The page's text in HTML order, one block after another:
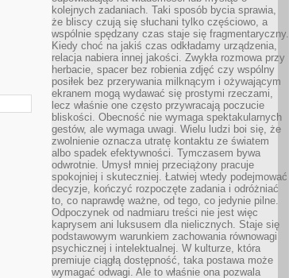
kolejnych zadaniach. Taki sposób bycia sprawia,
że bliscy czują się słuchani tylko częściowo, a
wspólnie spędzany czas staje się fragmentaryczny.
Kiedy choć na jakiś czas odkładamy urządzenia,
relacja nabiera innej jakości. Zwykła rozmowa przy
herbacie, spacer bez robienia zdjęć czy wspólny
posiłek bez przerywania milknącym i ożywającym
ekranem mogą wydawać się prostymi rzeczami,
lecz właśnie one często przywracają poczucie
bliskości. Obecność nie wymaga spektakularnych
gestów, ale wymaga uwagi. Wielu ludzi boi się, że
zwolnienie oznacza utratę kontaktu ze światem
albo spadek efektywności. Tymczasem bywa
odwrotnie. Umysł mniej przeciążony pracuje
spokojniej i skuteczniej. Łatwiej wtedy podejmować
decyzje, kończyć rozpoczęte zadania i odróżniać
to, co naprawdę ważne, od tego, co jedynie pilne.
Odpoczynek od nadmiaru treści nie jest więc
kaprysem ani luksusem dla nielicznych. Staje się
podstawowym warunkiem zachowania równowagi
psychicznej i intelektualnej. W kulturze, która
premiuje ciągłą dostępność, taka postawa może
wymagać odwagi. Ale to właśnie ona pozwala